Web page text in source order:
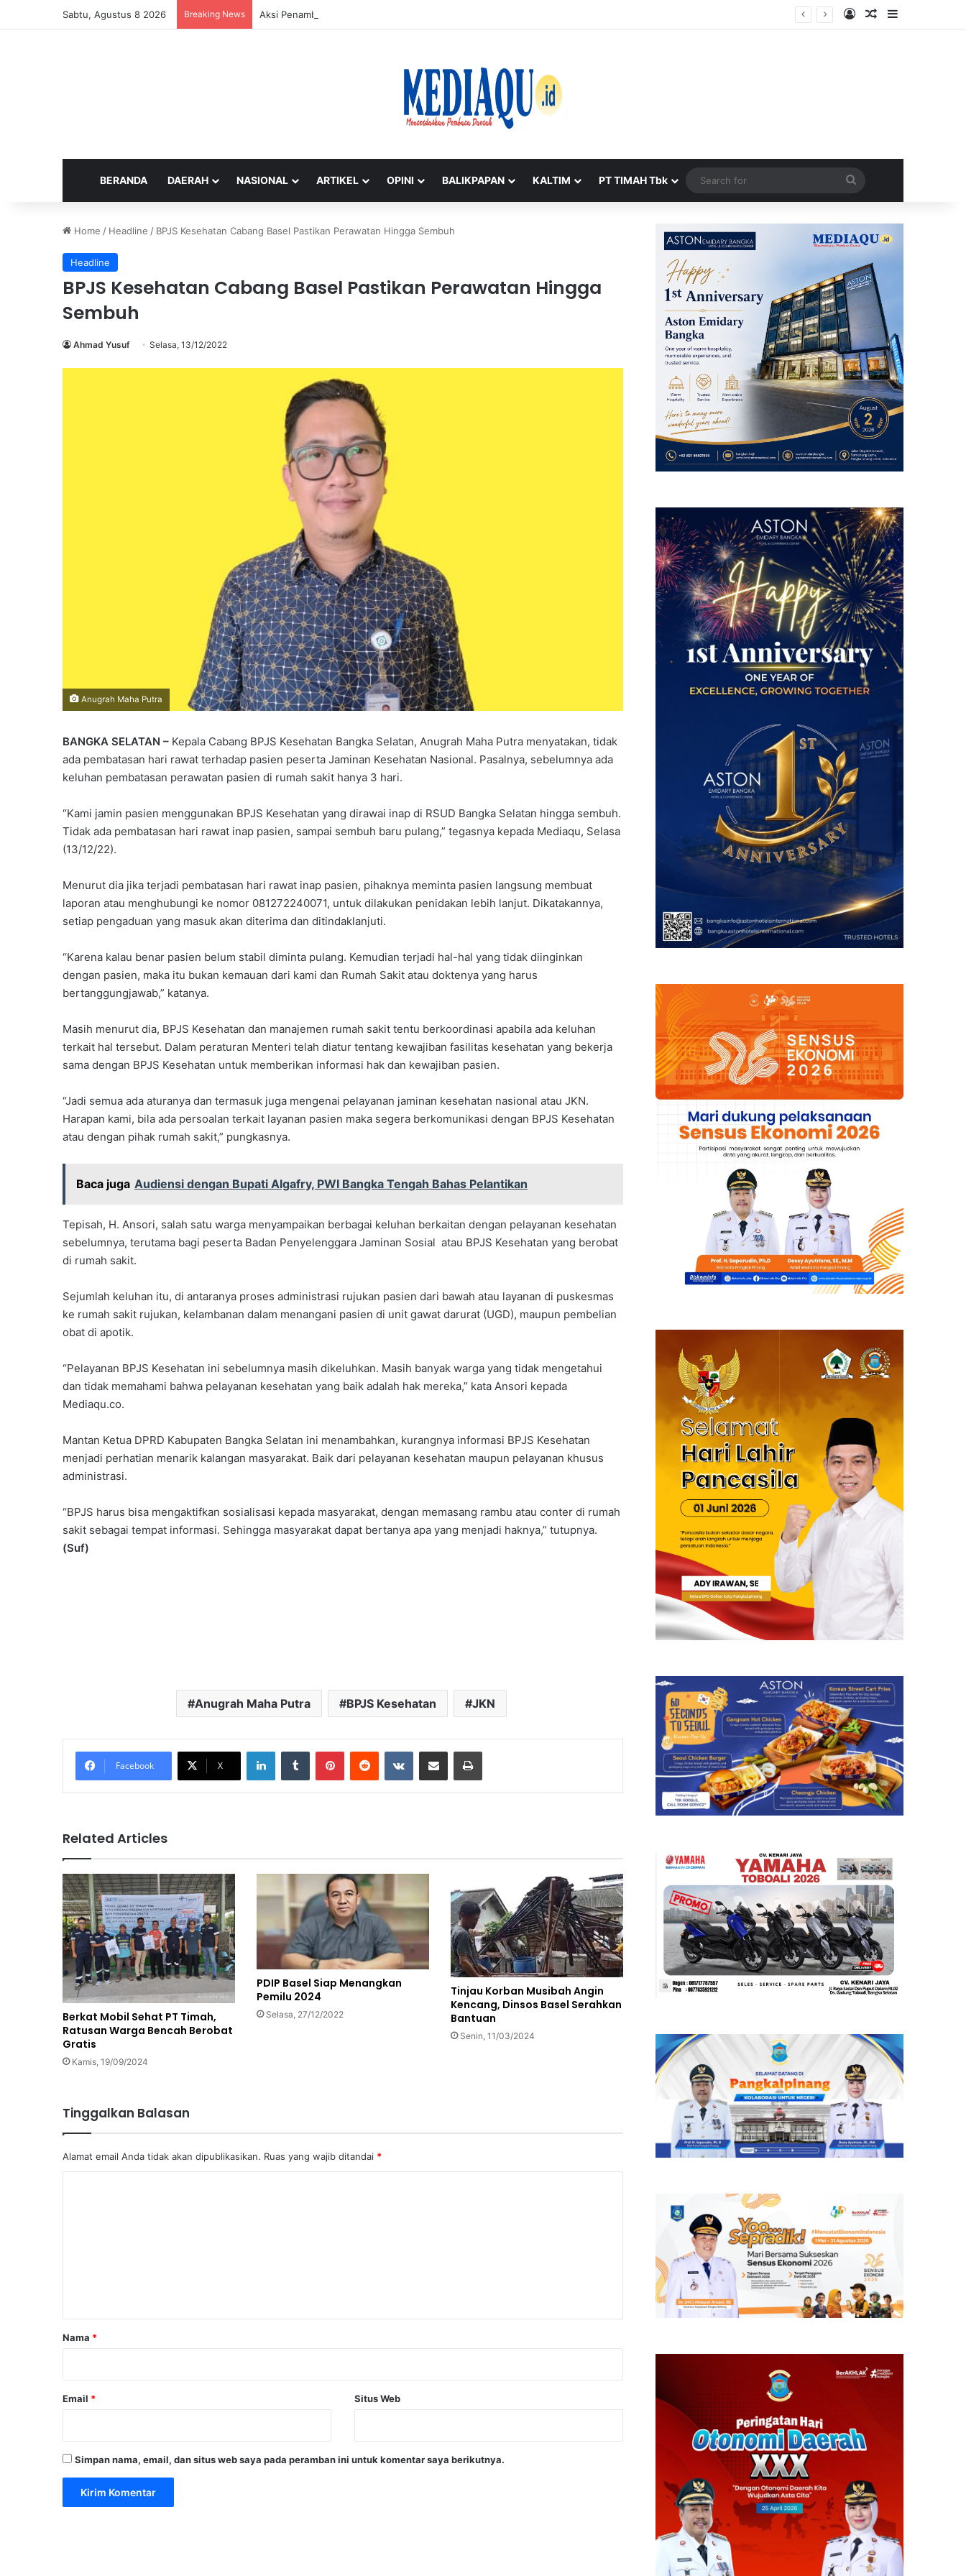
Sabtu, Agustus 8 2026 Breaking News Aksi Penambang Timah di Belitung Mengemuka, Bambang Patijaya Dorong Perpres Segera Terbit Log InRandom Article
Sidebar
BERANDA DAERAH NASIONAL ARTIKEL OPINI BALIKPAPAN KALTIM PT TIMAH Tbk
for
Home / Headline / BPJS Kesehatan Cabang Basel Pastikan Perawatan Hingga Sembuh
Headline
BPJS Kesehatan Cabang Basel Pastikan Perawatan Hingga
Sembuh
Ahmad Yusuf Selasa, 13/12/2022
Anugrah Maha Putra
BANGKA SELATAN – Kepala Cabang BPJS Kesehatan Bangka Selatan, Anugrah Maha Putra menyatakan, tidak
ada pembatasan hari rawat terhadap pasien peserta Jaminan Kesehatan Nasional. Pasalnya, sebelumnya ada
keluhan pembatasan perawatan pasien di rumah sakit hanya 3 hari.
“Kami jamin pasien menggunakan BPJS Kesehatan yang dirawai inap di RSUD Bangka Selatan hingga sembuh.
Tidak ada pembatasan hari rawat inap pasien, sampai sembuh baru pulang,” tegasnya kepada Mediaqu, Selasa
(13/12/22).
Menurut dia jika terjadi pembatasan hari rawat inap pasien, pihaknya meminta pasien langsung membuat
laporan atau menghubungi ke nomor 081272240071, untuk dilakukan penidakan lebih lanjut. Dikatakannya,
setiap pengaduan yang masuk akan diterima dan ditindaklanjuti.
“Karena kalau benar pasien belum stabil diminta pulang. Kemudian terjadi hal-hal yang tidak diinginkan
dengan pasien, maka itu bukan kemauan dari kami dan Rumah Sakit atau doktenya yang harus
bertanggungjawab,” katanya.
Masih menurut dia, BPJS Kesehatan dan manajemen rumah sakit tentu berkoordinasi apabila ada keluhan
terkait hal tersebut. Dalam peraturan Menteri telah diatur tentang kewajiban fasilitas kesehatan yang bekerja
sama dengan BPJS Kesehatan untuk memberikan informasi hak dan kewajiban pasien.
“Jadi semua ada aturanya dan termasuk juga mengenai pelayanan jaminan kesehatan nasional atau JKN.
Harapan kami, bila ada persoalan terkait layanan pasien maka segera berkomunikasi dengan BPJS Kesehatan
atau dengan pihak rumah sakit,” pungkasnya.
Baca juga Audiensi dengan Bupati Algafry, PWI Bangka Tengah Bahas Pelantikan
Tepisah, H. Ansori, salah satu warga menyampaikan berbagai keluhan berkaitan dengan pelayanan kesehatan
sebelumnya, terutama bagi peserta Badan Penyelenggara Jaminan Sosial atau BPJS Kesehatan yang berobat
di rumah sakit.
Sejumlah keluhan itu, di antaranya proses administrasi rujukan pasien dari bawah atau layanan di puskesmas
ke rumah sakit rujukan, kelambanan dalam menangani pasien di unit gawat darurat (UGD), maupun pembelian
obat di apotik.
“Pelayanan BPJS Kesehatan ini sebelumnya masih dikeluhkan. Masih banyak warga yang tidak mengetahui
dan tidak memahami bahwa pelayanan kesehatan yang baik adalah hak mereka,” kata Ansori kepada
Mediaqu.co.
Mantan Ketua DPRD Kabupaten Bangka Selatan ini menambahkan, kurangnya informasi BPJS Kesehatan
menjadi perhatian menarik kalangan masyarakat. Baik dari pelayanan kesehatan maupun pelayanan khusus
administrasi.
“BPJS harus bisa mengaktifkan sosialisasi kepada masyarakat, dengan memasang rambu atau conter di rumah
sakit sebagai tempat informasi. Sehingga masyarakat dapat bertanya apa yang menjadi haknya,” tutupnya.
(Suf)
Anugrah Maha Putra BPJS Kesehatan JKN
Facebook X
LinkedInTumblr PinterestReddit VKontakteShare via Email Print
Related Articles
Berkat Mobil Sehat PT Timah,
Ratusan Warga Bencah Berobat
Gratis
Kamis, 19/09/2024
PDIP Basel Siap Menangkan
Pemilu 2024
Selasa, 27/12/2022
Tinjau Korban Musibah Angin
Kencang, Dinsos Basel Serahkan
Bantuan
Senin, 11/03/2024
Tinggalkan Balasan
Alamat email Anda tidak akan dipublikasikan. Ruas yang wajib ditandai *
r
Nama *
Email * Situs Web
Simpan nama, email, dan situs web saya pada peramban ini untuk komentar saya berikutnya.